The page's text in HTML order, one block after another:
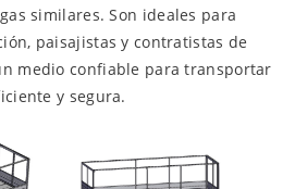
similares. Son ideales para
paisajistas y contratistas de
medio confiable para transportar
y segura.